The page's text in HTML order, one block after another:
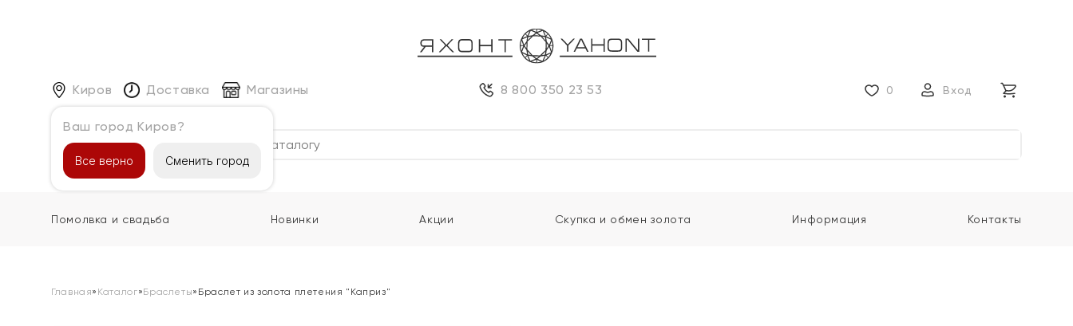
Киров
Ваш город Киров?
Все верно Сменить город
Доставка Магазины 8 800 350 23 53 0 Вход
Каталог
Помолвка и свадьба Новинки Акции Скупка и обмен золота Информация Контакты
Главная» Каталог»Браслеты» Браслет из золота плетения "Каприз"